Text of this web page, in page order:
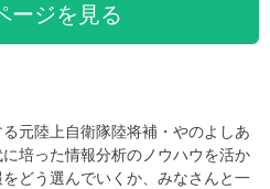
ージを見る
元陸上自衛隊陸将補・やのよしあ
培った情報分析のノウハウを活か
どう選んでいくか、みなさんと一